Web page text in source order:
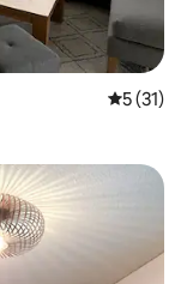
5 (31)